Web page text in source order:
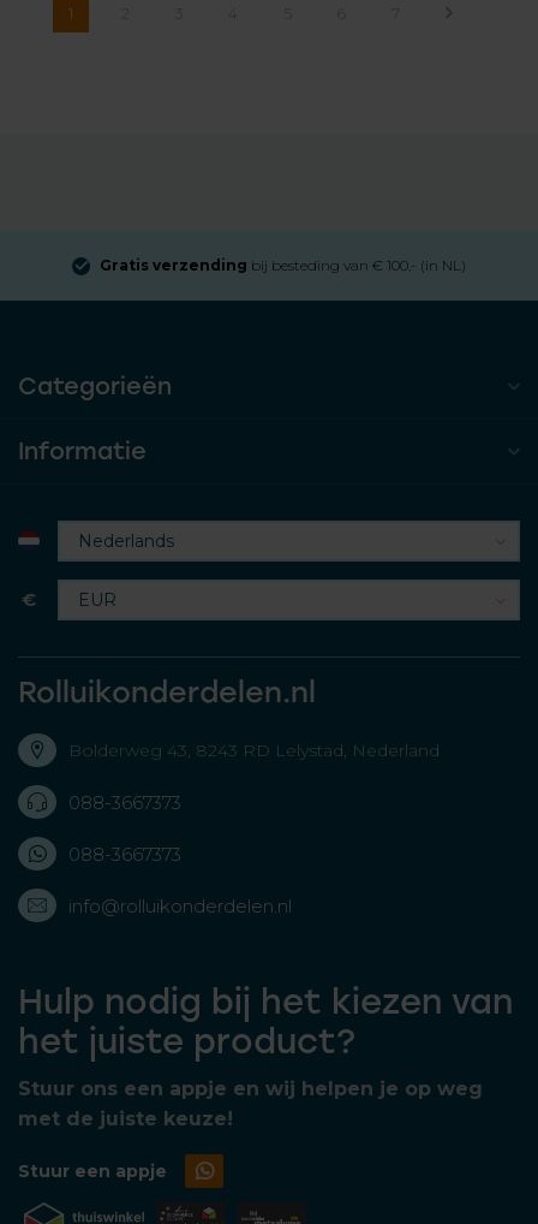
1 4
Gratis verzending bij besteding van € 100,- (in NL)
Categorieën
Informatie
€
Rolluikonderdelen.nl
Bolderweg 43, 8243 RD Lelystad, Nederland
088-3667373
088-3667373
info@rolluikonderdelen.nl
Hulp nodig bij het kiezen van
het juiste product?
Stuur ons een appje en wij helpen je op weg
met de juiste keuze!
Stuur een appje